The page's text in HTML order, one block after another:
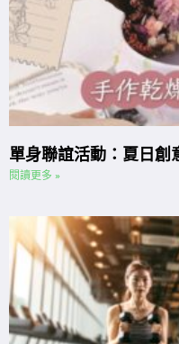
單身聯誼活動：夏日創
閱讀更多 »